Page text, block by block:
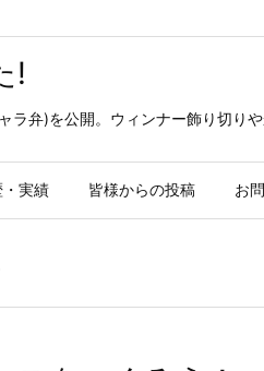
!
ラ弁)を公開。ウィンナー飾り切り
実績 皆様からの投稿 お